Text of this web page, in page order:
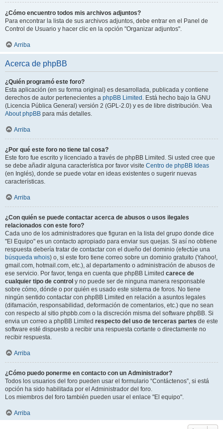
¿Cómo encuentro todos mis archivos adjuntos?
Para encontrar la lista de sus archivos adjuntos, debe entrar en el Panel de
Control de Usuario y hacer clic en la opción "Organizar adjuntos".
Arriba
Acerca de phpBB
¿Quién programó este foro?
Esta aplicación (en su forma original) es desarrollada, publicada y contiene
derechos de autor pertenecientes a phpBB Limited . Está hecho bajo la GNU
(Licencia Pública General) versión 2 (GPL-2.0) y es de libre distribución. Vea
About phpBB para más detalles.
Arriba
¿Por qué este foro no tiene tal cosa?
Este foro fue escrito y licenciado a través de phpBB Limited. Si usted cree que
se debe añadir alguna característica por favor visite Centro de phpBB Ideas
(en Inglés), donde se puede votar en ideas existentes o sugerir nuevas
características.
Arriba
¿Con quién se puede contactar acerca de abusos o usos ilegales
relacionados con este foro?
Cada uno de los administradores que figuran en la lista del grupo donde dice
"El Equipo" es un contacto apropiado para enviar sus quejas. Si así no obtiene
respuesta debería tratar de contactar con el dueño del dominio (efectúe una
búsqueda whois) o, si este foro tiene correo sobre un dominio gratuito (Yahoo!,
gmail.com, hotmail.com, etc.), al departamento o administración de abusos de
ese servicio. Por favor, tenga en cuenta que phpBB Limited carece de
cualquier tipo de control y no puede ser de ninguna manera responsable
sobre cómo, dónde o por quién es usado este sistema de foros. No tiene
ningún sentido contactar con phpBB Limited en relación a asuntos legales
(difamación, responsabilidad, deformación de comentarios, etc.) que no sean
con respecto al sitio phpbb.com o la discreción misma del software phpBB. Si
envia un correo a phpBB Limited respecto del uso de terceras partes de este
software esté dispuesto a recibir una respuesta cortante o directamente no
recibir respuesta.
Arriba
¿Cómo puedo ponerme en contacto con un Administrador?
Todos los usuarios del foro pueden usar el formulario “Contáctenos”, si está
opción ha sido habilitada por el Administrador del foro.
Los miembros del foro también pueden usar el enlace "El equipo".
Arriba